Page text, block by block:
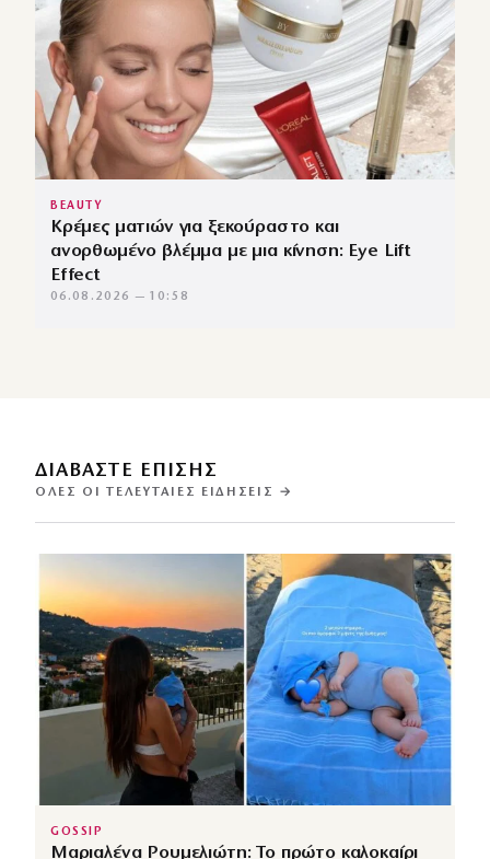
BEAUTY
Κρέμες ματιών για ξεκούραστο και
ανορθωμένο βλέμμα με μια κίνηση: Eye Lift
Effect
06.08.2026 — 10:58
ΔΙΑΒΑΣΤΕ ΕΠΙΣΗΣ
ΌΛΕΣ ΟΙ ΤΕΛΕΥΤΑΊΕΣ ΕΙΔΉΣΕΙΣ →
GOSSIP
Μαριαλένα Ρουμελιώτη: Το πρώτο καλοκαίρι